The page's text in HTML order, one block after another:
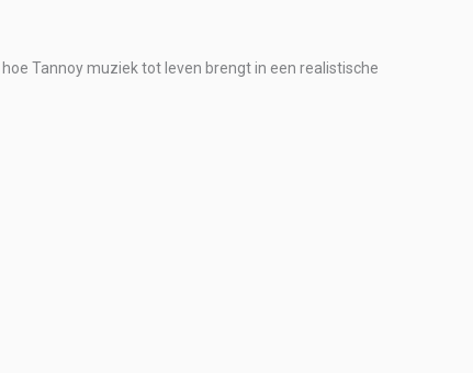
Tannoy muziek tot leven brengt in een realistische